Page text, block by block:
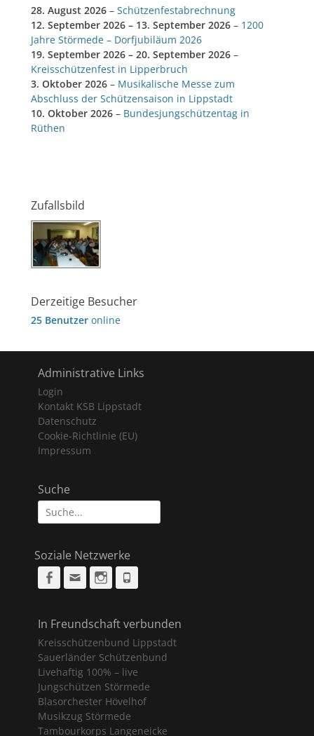
28. August 2026 – Schützenfestabrechnung
12. September 2026 – 13. September 2026 – 1200
Jahre Störmede – Dorfjubiläum 2026
19. September 2026 – 20. September 2026 –
Kreisschützenfest in Lipperbruch
3. Oktober 2026 – Musikalische Messe zum
Abschluss der Schützensaison in Lippstadt
10. Oktober 2026 – Bundesjungschützentag in
Rüthen
Zufallsbild
Derzeitige Besucher
25 Benutzer online
Administrative Links
Login
Kontakt KSB Lippstadt
Datenschutz
Cookie-Richtlinie (EU)
Impressum
Suche
Suche
nach:
Soziale Netzwerke
Facebook
Email Instagram
In Freundschaft verbunden
Kreisschützenbund Lippstadt
Sauerländer Schützenbund
Livehaftig 100% – live
Jungschützen Störmede
Blasorchester Hövelhof
Musikzug Störmede
Tambourkorps Langeneicke